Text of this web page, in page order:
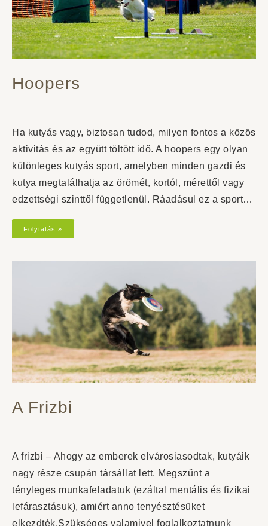
Hoopers
Ha kutyás vagy, biztosan tudod, milyen fontos a közös
aktivitás és az együtt töltött idő. A hoopers egy olyan
különleges kutyás sport, amelyben minden gazdi és
kutya megtalálhatja az örömét, kortól, mérettől vagy
edzettségi szinttől függetlenül. Ráadásul ez a sport…
Folytatás »
A Frizbi
A frizbi – Ahogy az emberek elvárosiasodtak, kutyáik
nagy része csupán társállat lett. Megszűnt a
tényleges munkafeladatuk (ezáltal mentális és fizikai
lefárasztásuk), amiért anno tenyésztésüket
elkezdték.Szükséges valamivel foglalkoztatnunk